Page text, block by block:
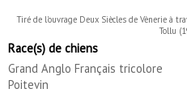
Tiré de l'ouvrage Deux Siècles de Vènerie à
Tollu
Race(s) de chiens
Grand Anglo Français tricolore
Poitevin